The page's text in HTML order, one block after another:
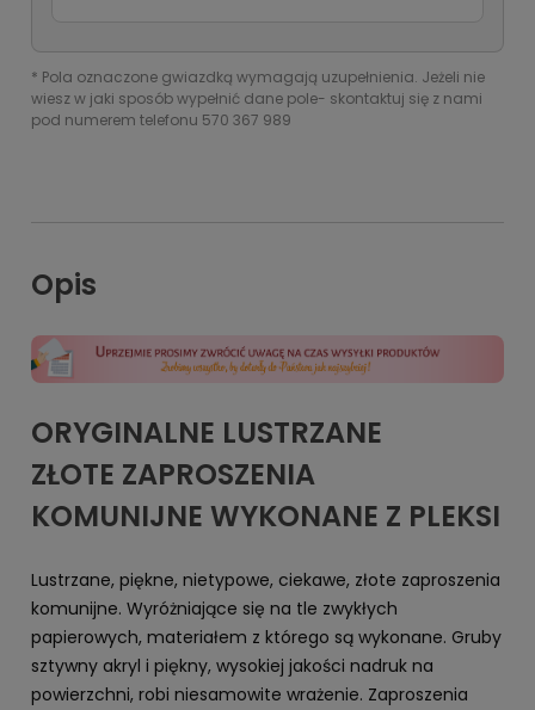
* Pola oznaczone gwiazdką wymagają uzupełnienia. Jeżeli nie
wiesz w jaki sposób wypełnić dane pole- skontaktuj się z nami
pod numerem telefonu 570 367 989
Opis
ORYGINALNE LUSTRZANE
ZŁOTE ZAPROSZENIA
KOMUNIJNE WYKONANE Z PLEKSI
Lustrzane, piękne, nietypowe, ciekawe, złote zaproszenia
komunijne. Wyróżniające się na tle zwykłych
papierowych, materiałem z którego są wykonane. Gruby
sztywny akryl i piękny, wysokiej jakości nadruk na
powierzchni, robi niesamowite wrażenie. Zaproszenia